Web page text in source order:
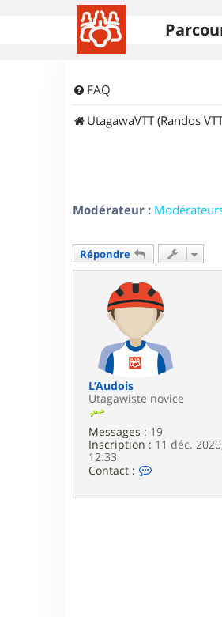
FAQ
UtagawaVTT (Randos
Modérateur :
Répondre
L’Audois
Utagawiste novice
Messages : 19
Inscription : 11 déc.
12:33
Contact :